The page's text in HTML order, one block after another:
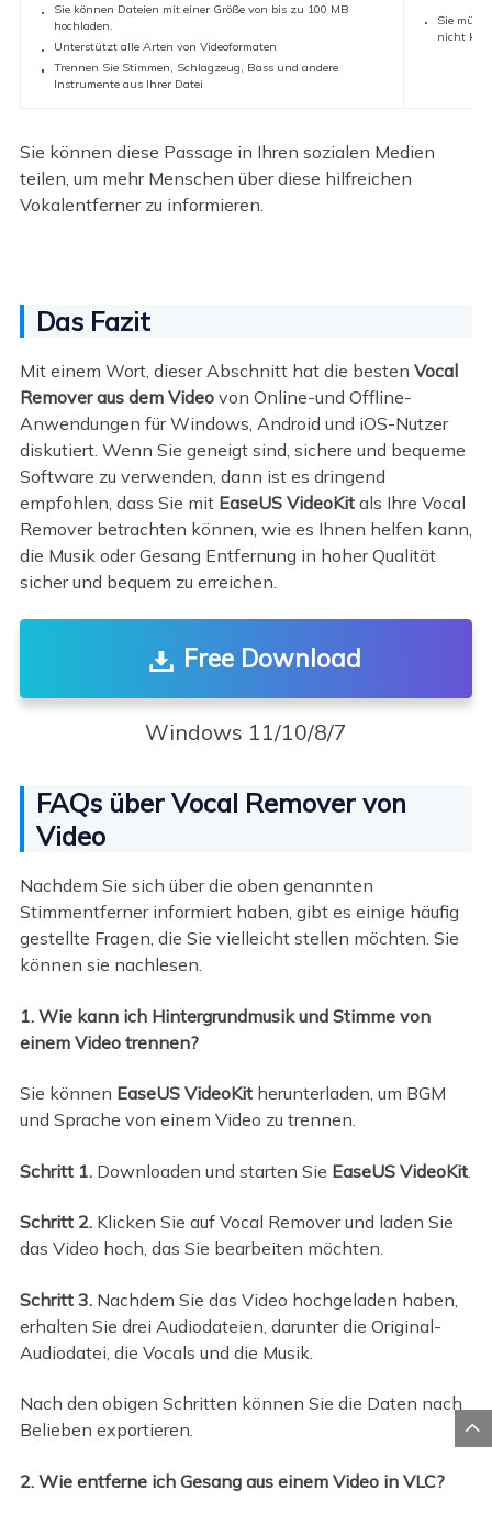
Sie können Dateien mit einer Größe von bis zu 100 MB
hochladen.
Unterstützt alle Arten von Videoformaten
Trennen Sie Stimmen, Schlagzeug, Bass und andere
Instrumente aus Ihrer Datei
Sie
nicht
Sie können diese Passage in Ihren sozialen Medien
teilen, um mehr Menschen über diese hilfreichen
Vokalentferner zu informieren.
Das Fazit
Mit einem Wort, dieser Abschnitt hat die besten Vocal
Remover aus dem Videovon Online-und Offline-
Anwendungen für Windows, Android und iOS-Nutzer
diskutiert. Wenn Sie geneigt sind, sichere und bequeme
Software zu verwenden, dann ist es dringend
empfohlen, dass Sie mit EaseUS VideoKitals Ihre Vocal
Remover betrachten können, wie es Ihnen helfen kann,
die Musik oder Gesang Entfernung in hoher Qualität
sicher und bequem zu erreichen.
Free Download
Windows 11/10/8/7
FAQs über Vocal Remover von
Video
Nachdem Sie sich über die oben genannten
Stimmentferner informiert haben, gibt es einige häufig
gestellte Fragen, die Sie vielleicht stellen möchten. Sie
können sie nachlesen.
1. Wie kann ich Hintergrundmusik und Stimme von
einem Video trennen?
Sie können EaseUS VideoKitherunterladen, um BGM
und Sprache von einem Video zu trennen.
Schritt 1.Downloaden und starten Sie EaseUS VideoKit.
Schritt 2.Klicken Sie auf Vocal Remover und laden Sie
das Video hoch, das Sie bearbeiten möchten.
Schritt 3.Nachdem Sie das Video hochgeladen haben,
erhalten Sie drei Audiodateien, darunter die Original-
Audiodatei, die Vocals und die Musik.
Nach den obigen Schritten können Sie die Daten nach
Belieben exportieren.
2. Wie entferne ich Gesang aus einem Video in VLC?
